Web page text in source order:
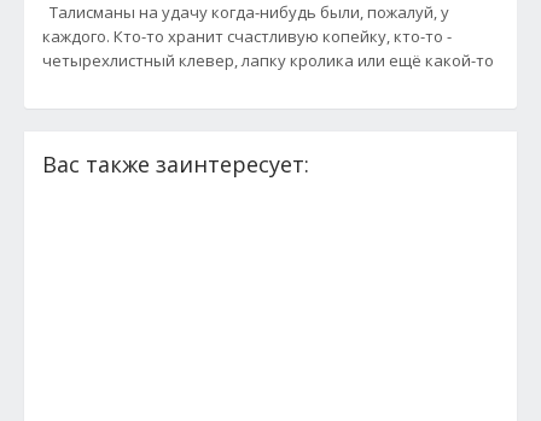
Талисманы на удачу когда-нибудь были, пожалуй, у
каждого. Кто-то хранит счастливую копейку, кто-то -
четырехлистный клевер, лапку кролика или ещё какой-то
Вас также заинтересует: